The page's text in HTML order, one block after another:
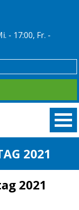
- 17:00, Fr. -
2021
2021